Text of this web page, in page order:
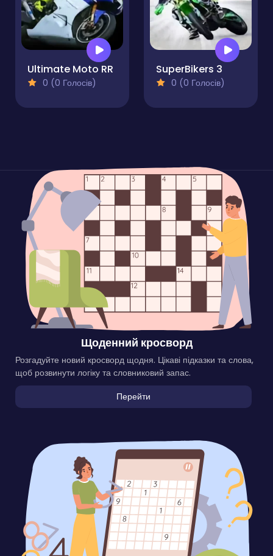
Ultimate Moto RR
0 (0 Голосів)
SuperBikers 3
0 (0 Голосів)
Щоденний кросворд
Розгадуйте новий кросворд щодня. Цікаві підказки та слова,
щоб розвинути логіку та словниковий запас.
Перейти